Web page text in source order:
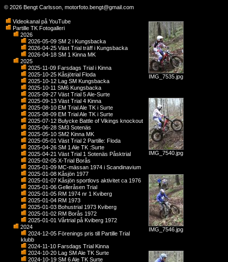
© 2026 Bengt Carlsson, motorfoto.bengt@gmail.com
Videokanal på YouTube
Partille TK Fotogalleri
2026
2026-05-09 SM 2 i Kungsbacka
2026-04-25 Väst Trial träff i Kungsbacka
2026-04-18 SM 1 Kinna MK
2025
2025-11-09 Farsdags Trial i Kinna
2025-10-25 Kåsjötrial Floda
2025-10-12 Lag SM Kungsbacka
2025-10-11 SM6 Kungsbacka
2025-09-27 Väst Trial 5 Ale-Surte
2025-09-13 Väst Trial 4 Kinna
2025-08-10 EM Trial Ale TK i Surte
2025-08-09 EM Trial Ale TK i Surte
2025-07-12 Bulycke Battle of Vikings knockout
2025-06-28 SM3 Sotenäs
2025-05-10 SM2 Kinna MK
2025-05-01 Väst Trial 2 Partille: Floda
2025-04-26 SM 1 Ale TK :Surte
2025-04-21 Väst Trial 1 Sotenäs Påsktrial
2025-02-05 X-Trial Borås
2025-01-09 MC-mässan 1974 i Scandinavium
2025-01-08 Kåsjön 1977
2025-01-07 Kåsjön sportlovs aktivitet ca 1976
2025-01-06 Gelleråsen Trial
2025-01-05 RM 1974 nr 1 Kviberg
2025-01-04 RM 1973
2025-01-03 Bohustrial 1973 Kviberg
2025-01-02 RM Borås 1972
2025-01-01 Vårtrial på Kviberg 1972
2024
2024-12-05 Förenings pris till Partille Trial
klubb
2024-11-10 Farsdags Trial Kinna
2024-10-20 Lag SM Ale TK Surte
2024-10-19 SM 6 Ale TK Surte
IMG_7535.jpg
IMG_7540.jpg
IMG_7546.jpg